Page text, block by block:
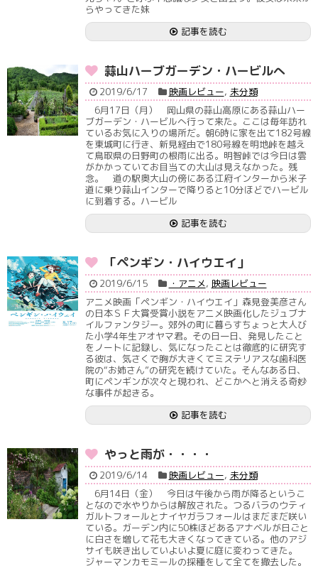
らやってきた妹
記事を読む
蒜山ハーブガーデン・ハービルへ
2019/6/17 映画レビュー, 未分類
6月17日（月） 岡山県の蒜山高原にある蒜山ハー
ブガーデン・ハービルへ行って来た。ここは毎年訪れ
ているお気に入りの場所だ。朝6時に家を出て182号線
を東城町に行き、新見経由で180号線を明地峠を越え
て鳥取県の日野町の根雨に出る。明智峠では今日は雲
がかかっていてお目当ての大山は見えなかった。残
念。 道の駅奥大山の傍にある江府インターから米子
道に乗り蒜山インターで降りると10分ほどでハービル
に到着する。ハービル
記事を読む
「ペンギン・ハイウエイ」
2019/6/15 ・アニメ, 映画レビュー
アニメ映画「ペンギン・ハイウエイ」森見登美彦さん
の日本ＳＦ大賞受賞小説をアニメ映画化したジュブナ
イルファンタジー。郊外の町に暮らすちょっと大人び
た小学4年生アオヤマ君。その日一日、発見したこと
をノートに記録し、気になったことは徹底的に研究す
る彼は、気さくで胸が大きくてミステリアスな歯科医
院の“お姉さん”の研究を続けていた。そんなある日、
町にペンギンが次々と現われ、どこかへと消える奇妙
な事件が起きる。
記事を読む
やっと雨が・・・・
2019/6/14 映画レビュー, 未分類
6月14日（金） 今日は午後から雨が降るというこ
となので水やりからは解放された。つるバラのウティ
ガルトフォールとナイヤガラフォールはまだまだ咲い
ている。ガーデン内に50株ほどあるアナベルが日ごと
に白さを増して花も大きくなってきている。他のアジ
サイも咲き出していよいよ夏に庭に変わってきた。
ジャーマンカモミールの採種をして全てを撤去した。